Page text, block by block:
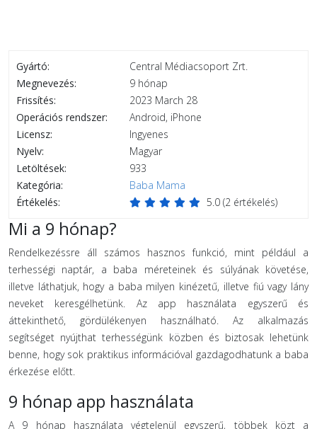
Gyártó:
Central Médiacsoport Zrt.
Megnevezés:
9 hónap
Frissítés:
2023 March 28
Operációs rendszer:
Android, iPhone
Licensz:
Ingyenes
Nyelv:
Magyar
Letöltések:
933
Kategória:
Baba Mama
Értékelés:
5.0 (2 értékelés)
Mi a 9 hónap?
Rendelkezéssre áll számos hasznos funkció, mint például a
terhességi naptár, a baba méreteinek és súlyának követése,
illetve láthatjuk, hogy a baba milyen kinézetű, illetve fiú vagy lány
neveket keresgélhetünk. Az app használata egyszerű és
áttekinthető, gördülékenyen használható. Az alkalmazás
segítséget nyújthat terhességünk közben és biztosak lehetünk
benne, hogy sok praktikus információval gazdagodhatunk a baba
érkezése előtt.
9 hónap app használata
A 9 hónap használata végtelenül egyszerű, többek közt a